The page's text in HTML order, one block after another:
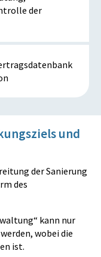
der
und
der Sanierung
des
kann nur
wobei die
ist.